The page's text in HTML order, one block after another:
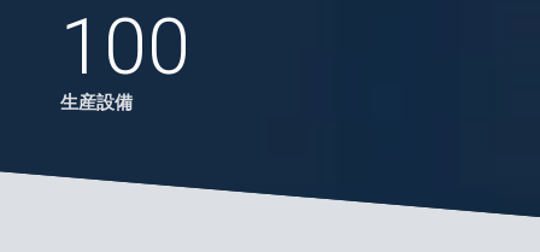
100
生産設備